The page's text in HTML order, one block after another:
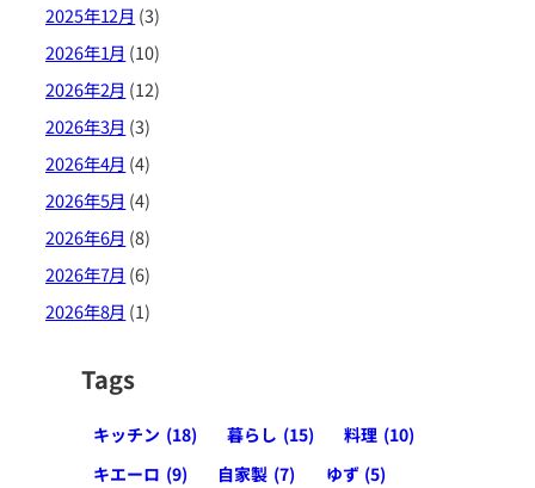
2025年12月 (3)
2026年1月 (10)
2026年2月 (12)
2026年3月 (3)
2026年4月 (4)
2026年5月 (4)
2026年6月 (8)
2026年7月 (6)
2026年8月 (1)
Tags
キッチン (18) 暮らし (15) 料理 (10)
キエーロ (9) 自家製 (7) ゆず (5)